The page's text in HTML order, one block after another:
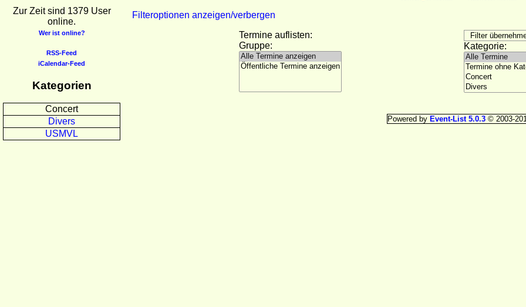
Zur Zeit sind 1379 User
online.
Wer ist online?
RSS-Feed
iCalendar-Feed
Kategorien
Concert
Divers
USMVL
Filteroptionen anzeigen/verbergen
Termine auflisten:
Gruppe:
Kategorie:
Powered by Event-List 5.0.3© 2003-